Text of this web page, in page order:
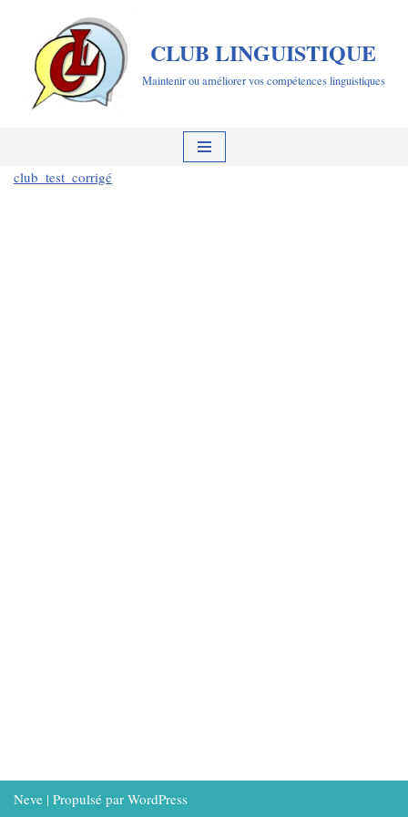
Aller
contenu
CLUB LINGUISTIQUE
Maintenir ou améliorer vos compétences linguistiques
club_test_corrigé
Neve | Propulsé par WordPress